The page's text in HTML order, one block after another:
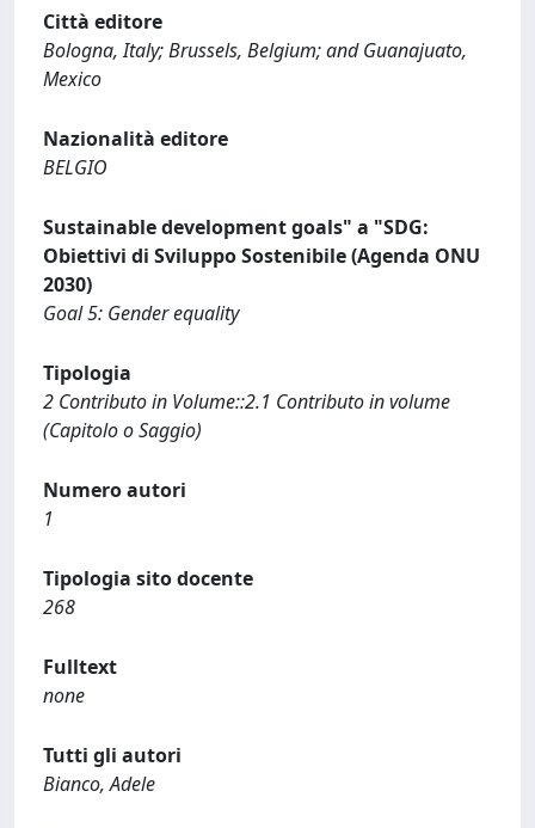
Città editore
Bologna, Italy; Brussels, Belgium; and Guanajuato,
Mexico
Nazionalità editore
BELGIO
Sustainable development goals" a "SDG:
Obiettivi di Sviluppo Sostenibile (Agenda ONU
2030)
Goal 5: Gender equality
Tipologia
2 Contributo in Volume::2.1 Contributo in volume
(Capitolo o Saggio)
Numero autori
1
Tipologia sito docente
268
Fulltext
none
Tutti gli autori
Bianco, Adele